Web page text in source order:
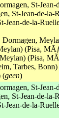
St-
St-Jean-de-
Jean-de-la-
(Pisa,
(Pisa,
Tarbes, Bonn)
(geen)
St-
St-Jean-de-
Jean-de-la-